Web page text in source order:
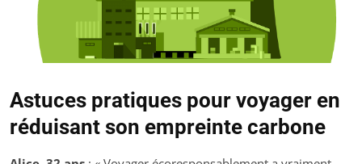
Astuces pratiques pour voyager en
réduisant son empreinte carbone